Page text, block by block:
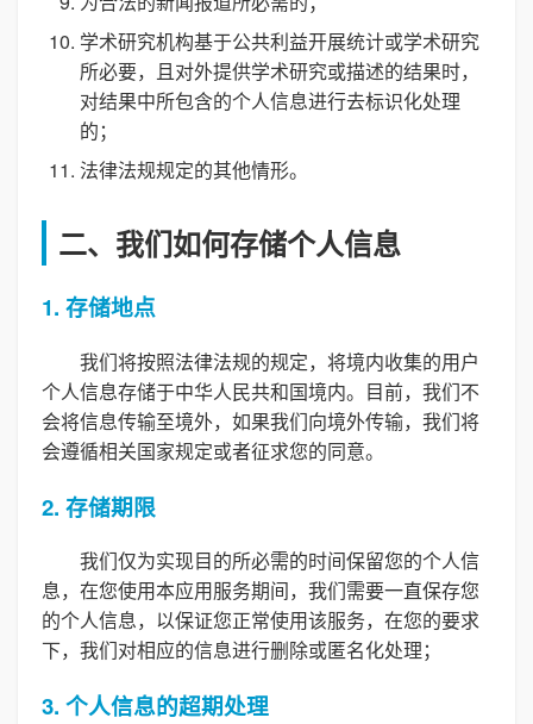
学术研究机构基于公共利益开展统计或学术研究
所必要，且对外提供学术研究或描述的结果时，
对结果中所包含的个人信息进行去标识化处理
的；
法律法规规定的其他情形。
二、我们如何存储个人信息
1. 存储地点
我们将按照法律法规的规定，将境内收集的用户
个人信息存储于中华人民共和国境内。目前，我们不
会将信息传输至境外，如果我们向境外传输，我们将
会遵循相关国家规定或者征求您的同意。
2. 存储期限
我们仅为实现目的所必需的时间保留您的个人信
息，在您使用本应用服务期间，我们需要一直保存您
的个人信息，以保证您正常使用该服务，在您的要求
下，我们对相应的信息进行删除或匿名化处理；
3. 个人信息的超期处理